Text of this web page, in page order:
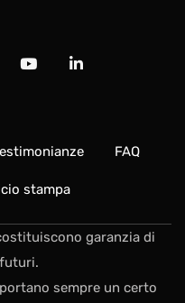
FAQ
stampa
garanzia di
sempre un certo